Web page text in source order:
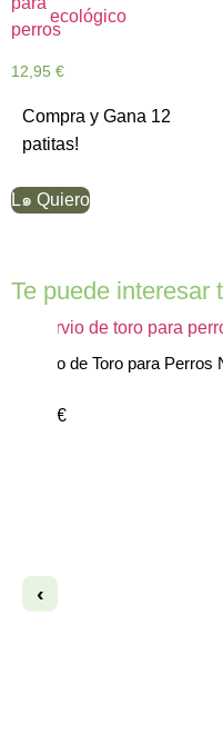
12,95 €
Compra y Gana 12
patitas!
L๑ Quiero
Te puede interesar
‹
Tacos de Pulmon